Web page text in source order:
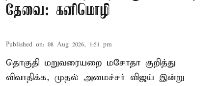
தேவை: கனிமொழி
Published on: 08 Aug 2026, 1:51 pm
தொகுதி மறுவரையறை மசோதா குறித்து
விவாதிக்க, முதல் அமைச்சர் விஜய் இன்று